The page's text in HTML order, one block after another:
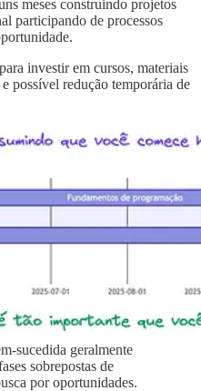
meses construindo projetos
participando de processos
investir em cursos, materiais
possível redução temporária de
sucedida geralmente
sobrepostas de
por oportunidades.